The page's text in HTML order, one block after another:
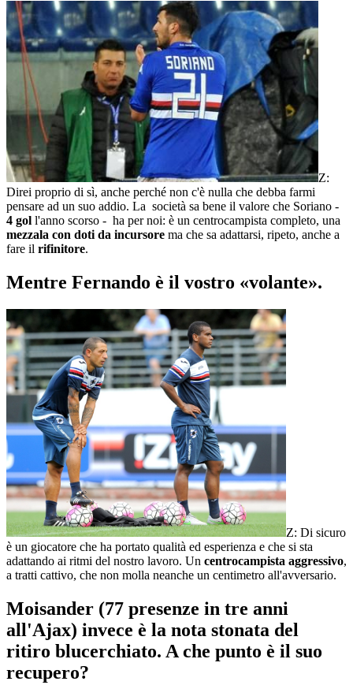
Z:
Direi proprio di sì, anche perché non c'è nulla che debba farmi
pensare ad un suo addio. La società sa bene il valore che Soriano -
4 gol l'anno scorso - ha per noi: è un centrocampista completo, una
mezzala con doti da incursore ma che sa adattarsi, ripeto, anche a
fare il rifinitore.
Mentre Fernando è il vostro «volante».
Z: Di sicuro
è un giocatore che ha portato qualità ed esperienza e che si sta
adattando ai ritmi del nostro lavoro. Un centrocampista aggressivo,
a tratti cattivo, che non molla neanche un centimetro all'avversario.
Moisander (77 presenze in tre anni
all'Ajax) invece è la nota stonata del
ritiro blucerchiato. A che punto è il suo
recupero?